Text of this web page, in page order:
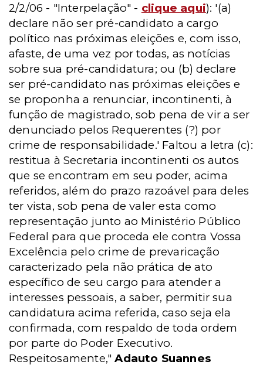
2/2/06 - "Interpelação" - clique aqui): '(a)
declare não ser pré-candidato a cargo
político nas próximas eleições e, com isso,
afaste, de uma vez por todas, as notícias
sobre sua pré-candidatura; ou (b) declare
ser pré-candidato nas próximas eleições e
se proponha a renunciar, incontinenti, à
função de magistrado, sob pena de vir a ser
denunciado pelos Requerentes (?) por
crime de responsabilidade.' Faltou a letra (c):
restitua à Secretaria incontinenti os autos
que se encontram em seu poder, acima
referidos, além do prazo razoável para deles
ter vista, sob pena de valer esta como
representação junto ao Ministério Público
Federal para que proceda ele contra Vossa
Excelência pelo crime de prevaricação
caracterizado pela não prática de ato
específico de seu cargo para atender a
interesses pessoais, a saber, permitir sua
candidatura acima referida, caso seja ela
confirmada, com respaldo de toda ordem
por parte do Poder Executivo.
Respeitosamente,"Adauto Suannes